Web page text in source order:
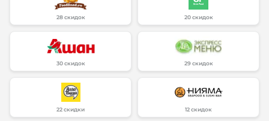
28 скидок 20 скидок
30 скидок 29 скидок
22 скидки 12 скидок